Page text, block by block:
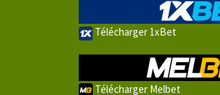
Télécharger 1xBet
Télécharger Melbet